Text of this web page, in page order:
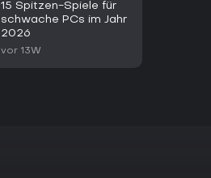
15 Spitzen-Spiele für
schwache PCs im Jahr
2026
vor 13W